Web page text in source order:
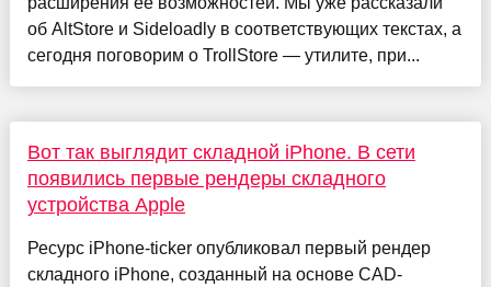
об AltStore и Sideloadly в соответствующих текстах, а
сегодня поговорим о TrollStore — утилите, при...
Вот так выглядит складной iPhone. В сети
появились первые рендеры складного
устройства Apple
Ресурс iPhone-ticker опубликовал первый рендер
складного iPhone, созданный на основе CAD-